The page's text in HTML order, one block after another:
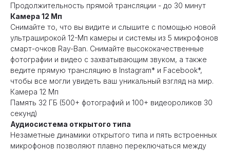
Продолжительность прямой трансляции - до 30 минут
Камера 12 Мп
Снимайте то, что вы видите и слышите с помощью новой
ультраширокой 12-Мп камеры и системы из 5 микрофонов
смарт-очков Ray-Ban. Снимайте высококачественные
фотографии и видео с захватывающим звуком, а также
ведите прямую трансляцию в Instagram* и Facebook*,
чтобы все могли увидеть ваш уникальный взгляд на мир.
Камера 12 Мп
Память 32 ГБ (500+ фотографий и 100+ видеороликов 30
секунд)
Аудиосистема открытого типа
Незаметные динамики открытого типа и пять встроенных
микрофонов позволяют плавно переключаться между